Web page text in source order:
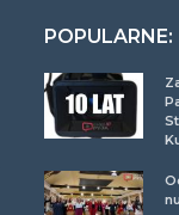
POPULARNE: